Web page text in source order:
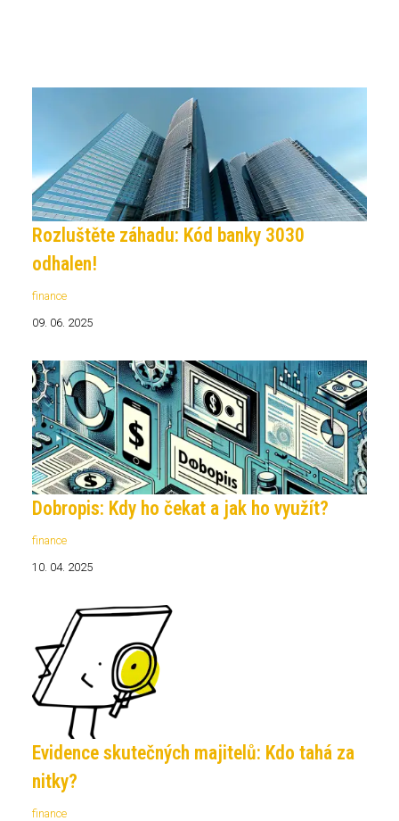
Rozluštěte záhadu: Kód banky 3030
odhalen!
finance
09. 06. 2025
Dobropis: Kdy ho čekat a jak ho využít?
finance
10. 04. 2025
Evidence skutečných majitelů: Kdo tahá za
nitky?
finance